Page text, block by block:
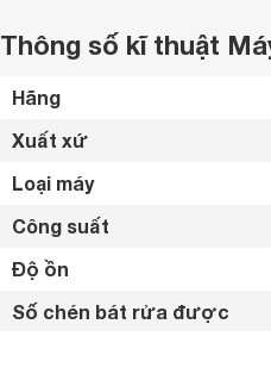
Thông số kĩ thuật
Hãng
Xuất xứ
Loại máy
Công suất
Độ ồn
Số chén bát rửa được